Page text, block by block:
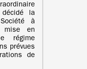
la
à
en
régime
prévues
de